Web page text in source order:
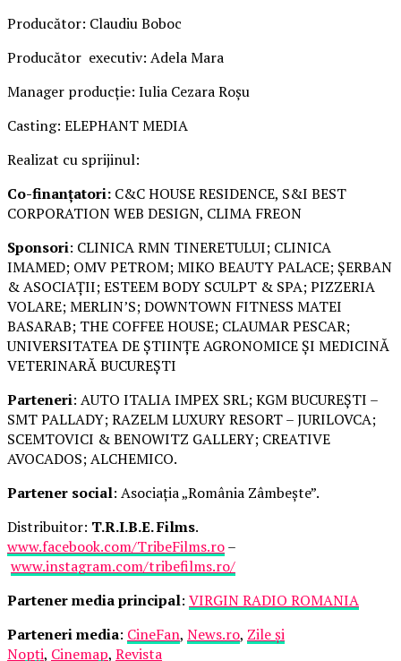
Producător: Claudiu Boboc
Producător executiv: Adela Mara
Manager producție: Iulia Cezara Roșu
Casting: ELEPHANT MEDIA
Realizat cu sprijinul:
Co-finanțatori: C&C HOUSE RESIDENCE, S&I BEST
CORPORATION WEB DESIGN, CLIMA FREON
Sponsori: CLINICA RMN TINERETULUI; CLINICA
IMAMED; OMV PETROM; MIKO BEAUTY PALACE; ȘERBAN
& ASOCIAȚII; ESTEEM BODY SCULPT & SPA; PIZZERIA
VOLARE; MERLIN’S; DOWNTOWN FITNESS MATEI
BASARAB; THE COFFEE HOUSE; CLAUMAR PESCAR;
UNIVERSITATEA DE ȘTIINȚE AGRONOMICE ȘI MEDICINĂ
VETERINARĂ BUCUREȘTI
Parteneri: AUTO ITALIA IMPEX SRL; KGM BUCUREȘTI –
SMT PALLADY; RAZELM LUXURY RESORT – JURILOVCA;
SCEMTOVICI & BENOWITZ GALLERY; CREATIVE
AVOCADOS; ALCHEMICO.
Partener social: Asociația „România Zâmbește”.
Distribuitor: T.R.I.B.E. Films.
www.facebook.com/TribeFilms.ro–
www.instagram.com/tribefilms.ro/
Partener media principal: VIRGIN RADIO ROMANIA
Parteneri media: CineFan, News.ro, Zile și
Nopți, Cinemap, Revista